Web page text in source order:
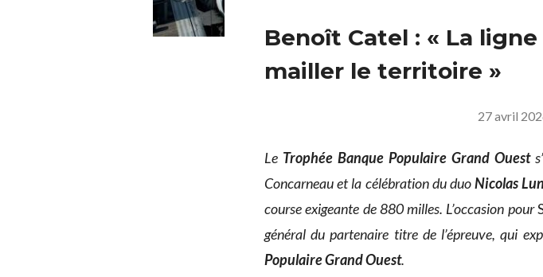
Benoît Catel : « La
mailler le territoire »
27 avril
Le Trophée Banque Populaire Grand Ouest
Concarneau et la célébration du duoNicolas
course exigeante de 880 milles. L’occasion pour
général du partenaire titre de l’épreuve, qui
Populaire Grand Ouest.